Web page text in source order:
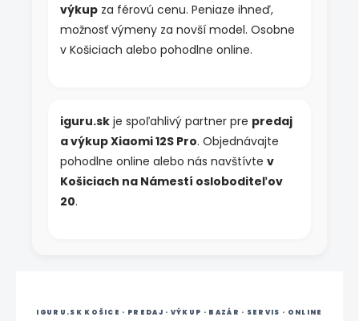
výkup za férovú cenu. Peniaze ihneď,
možnosť výmeny za novší model. Osobne
v Košiciach alebo pohodlne online.
iguru.sk je spoľahlivý partner pre predaj
a výkup Xiaomi 12S Pro. Objednávajte
pohodlne online alebo nás navštívte v
Košiciach na Námestí osloboditeľov
20.
IGURU.SK KOŠICE · PREDAJ · VÝKUP · BAZÁR · SERVIS · ONLINE